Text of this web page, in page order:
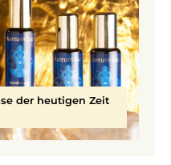
der heutigen Zeit